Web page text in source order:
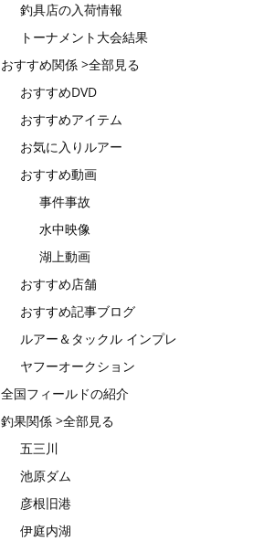
釣具店の入荷情報
トーナメント大会結果
おすすめ関係 >全部見る
おすすめDVD
おすすめアイテム
お気に入りルアー
おすすめ動画
事件事故
水中映像
湖上動画
おすすめ店舗
おすすめ記事ブログ
ルアー＆タックル インプレ
ヤフーオークション
全国フィールドの紹介
釣果関係 >全部見る
五三川
池原ダム
彦根旧港
伊庭内湖